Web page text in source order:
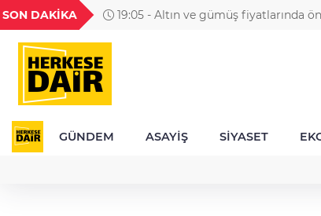
SON DAKİKA 19:05 - Altın ve gümüş fiyatlarında
18,2677
TND
16,3788
BGN
27,9743
GÜNDEM ASAYİŞ SİYASET